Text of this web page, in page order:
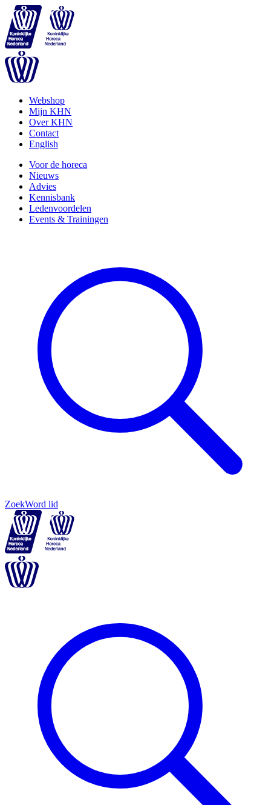
Webshop
Mijn KHN
Over KHN
Contact
English
Voor de horeca
Nieuws
Advies
Kennisbank
Ledenvoordelen
Events & Trainingen
ZoekWord lid